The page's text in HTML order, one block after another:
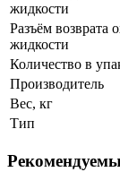
жидкости
Разъём возврата
жидкости
Количество в
Производитель
Вес, кг
Тип